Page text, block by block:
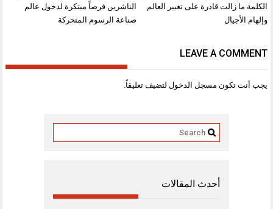
المقالات
الناشرين فرصاً مبتكرة لدخول عالم
صناعة الرسوم المتحركة
الكلمة ما زالت قادرة على تغيير العالم
وإلهام الأجيال
LEAVE A COMMENT
يجب أنت تكون مسجل الدخول لتضيف تعليقاً.
أحدث المقالات